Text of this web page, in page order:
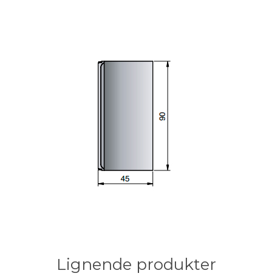
Lignende produkter